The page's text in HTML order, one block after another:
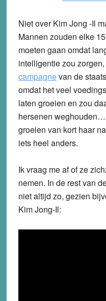
Niet over Kim Jong -Il
Mannen zouden elke
moeten gaan omdat
intelligentie zou
campagnevan de
omdat het veel
laten groeien en zou
hersenen
groeien van kort haar
iets heel anders.
Ik vraag me af of ze
nemen. In de rest van
niet altijd zo, gezien
Kim Jong-Il: